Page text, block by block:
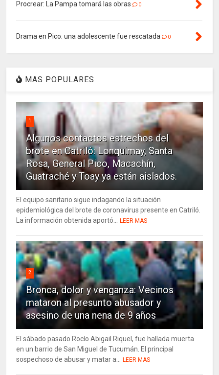
Procrear: La Pampa tomará las obras 0
Drama en Pico: una adolescente fue rescatada 0
MAS POPULARES
1
Algunos contactos estrechos del
brote en Catriló: Lonquimay, Santa
Rosa, General Pico, Macachín,
Guatraché y Toay ya están aislados.
El equipo sanitario sigue indagando la situación
epidemiológica del brote de coronavirus presente en Catriló.
La información obtenida aportó...
LEER MAS
2
Bronca, dolor y venganza: Vecinos
mataron al presunto abusador y
asesino de una nena de 9 años
El sábado pasado Rocío Abigail Riquel, fue hallada muerta
en un barrio de San Miguel de Tucumán. El principal
sospechoso de abusar y matar a...
LEER MAS